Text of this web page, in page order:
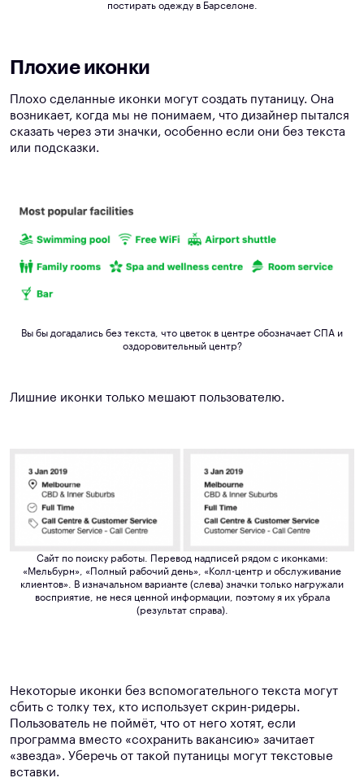
постирать одежду в Барселоне.
Плохие иконки
Плохо сделанные иконки могут создать путаницу. Она
возникает, когда мы не понимаем, что дизайнер пытался
сказать через эти значки, особенно если они без текста
или подсказки.
Вы бы догадались без текста, что цветок в центре обозначает СПА и
оздоровительный центр?
Лишние иконки только мешают пользователю.
Сайт по поиску работы. Перевод надписей рядом с иконками:
«Мельбурн», «Полный рабочий день», «Колл-центр и обслуживание
клиентов».
В изначальном варианте (слева) значки только нагружали
восприятие, не неся ценной информации, поэтому я их убрала
(результат справа).
Некоторые иконки без вспомогательного текста могут
сбить с толку тех, кто использует скрин-ридеры.
Пользователь не поймёт, что от него хотят, если
программа вместо «сохранить вакансию» зачитает
«звезда». Уберечь от такой путаницы могут текстовые
вставки.